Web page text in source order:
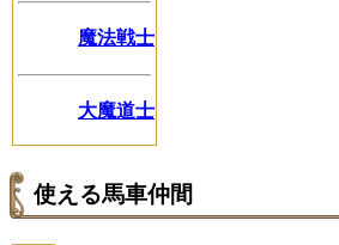
魔法戦士
大魔道士
使える馬車仲間